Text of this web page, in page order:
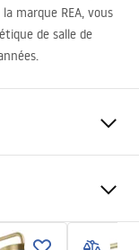
marque REA, vous
de salle de